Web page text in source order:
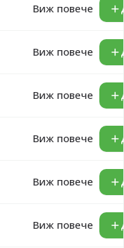
Виж повече
Виж повече
Виж повече
Виж повече
Виж повече
Виж повече